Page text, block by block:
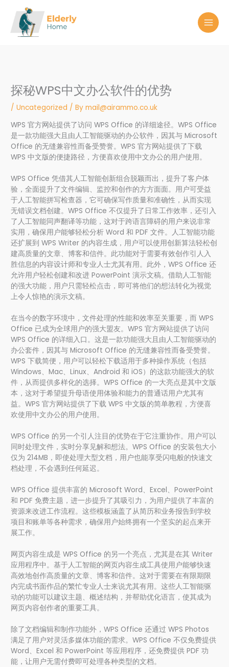
content
探秘WPS中文办公软件的优势
/Uncategorized / Bymail@airammo.co.uk
WPS 官方网站提供了访问 WPS Office 的详细途径。WPS Office
是一款功能强大且由人工智能驱动的办公软件，因其与 Microsoft
Office 的无缝兼容性而备受赞誉。WPS 官方网站提供了下载
WPS 中文版的便捷路径，方便喜欢使用中文办公的用户使用。
WPS Office 凭借其人工智能创新组合脱颖而出，提升了客户体
验，全面提升了文件编辑、监控和创作的方方面面。用户可受益
于人工智能拼写检查器，它可确保写作质量和准确性，从而实现
无错误文档创建。WPS Office 不仅提升了日常工作效率，还引入
了人工智能同声翻译等功能，这对于跨语言障碍的用户来说非常
实用，确保用户能够轻松分析 Word 和 PDF 文件。人工智能功能
还扩展到 WPS Writer 的内容生成，用户可以使用创新算法轻松创
建高质量的文章、博客和信件。此功能对于需要有效创作引人入
胜信息的内容设计师和专业人士尤其有用。此外，WPS Office 还
允许用户轻松创建和改进 PowerPoint 演示文稿。借助人工智能
的强大功能，用户只需轻松点击，即可将他们的想法转化为视觉
上令人惊艳的演示文稿。
在当今的数字环境中，文件处理的性能和效率至关重要，而 WPS
Office 已成为全球用户的强大盟友。WPS 官方网站提供了访问
WPS Office 的详细入口。这是一款功能强大且由人工智能驱动的
办公套件，因其与 Microsoft Office 的无缝兼容性而备受赞誉。
WPS 下载简便，用户可以轻松下载适用于多种操作系统（包括
Windows、Mac、Linux、Android 和 iOS）的这款功能强大的软
件，从而提供多样化的选择。WPS Office 的一大亮点是其中文版
本，这对于希望提升母语使用体验和能力的普通话用户尤其有
益。WPS 官方网站提供了下载 WPS 中文版的简单教程，方便喜
欢使用中文办公的用户使用。
WPS Office 的另一个引人注目的优势在于它注重协作。用户可以
同时处理文件，实时分享见解和想法。WPS Office 的安装包大小
仅为 214MB，即使处理大型文档，用户也能享受闪电般的快速文
档处理，不会遇到任何延迟。
WPS Office 提供丰富的 Microsoft Word、Excel、PowerPoint
和 PDF 免费主题，进一步提升了其吸引力，为用户提供了丰富的
资源来改进工作流程。这些模板涵盖了从简历和业务报告到学校
项目和账单等各种需求，确保用户始终拥有一个坚实的起点来开
展工作。
网页内容生成是 WPS Office 的另一个亮点，尤其是在其 Writer
应用程序中。基于人工智能的网页内容生成工具使用户能够快速
高效地创作高质量的文章、博客和信件。这对于需要在有限期限
内完成书面作品的繁忙专业人士来说尤其有用。这些人工智能驱
动的功能可以建议主题、概述结构，并帮助优化语言，使其成为
网页内容创作者的重要工具。
除了文档编辑和制作功能外，WPS Office 还通过 WPS Photos
满足了用户对灵活多媒体功能的需求。WPS Office 不仅免费提供
Word、Excel 和 PowerPoint 等应用程序，还免费提供 PDF 功
能，让用户无需付费即可处理各种类型的文档。